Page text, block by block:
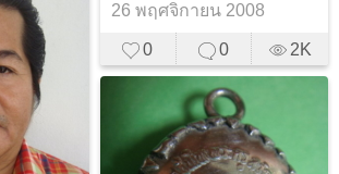
26 พฤศจิกายน 2008
0 0 2K